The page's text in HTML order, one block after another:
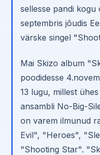
sellesse pandi kogu
septembris jõudis
värske singel
Mai Skizo album
poodidesse
13 lugu, millest
ansambli No-Big-
on varem ilmunud
Evil", "Heroes",
"Shooting Star".